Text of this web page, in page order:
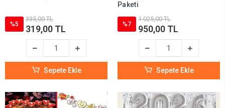
%5
335,00 TL
319,00 TL
Sepete Ekle
Paketi
%7
1.025,00 TL
950,00 TL
Sepete Ekle